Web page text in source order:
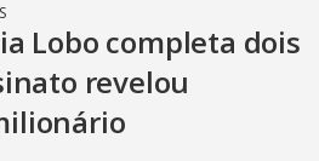
Lobo completa dois
revelou